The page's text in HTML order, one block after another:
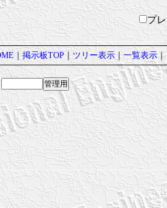
プ
｜掲示板TOP｜ツリー表示｜一覧表示｜